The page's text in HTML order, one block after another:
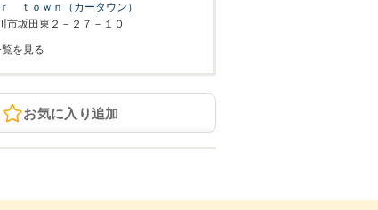
ｔｏｗｎ（カータウン）
市坂田東２－２７－１０
を見る
お気に入り追加